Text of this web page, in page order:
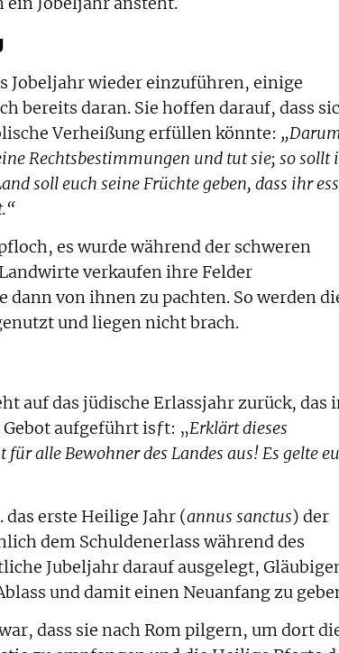
Jobeljahr wieder einzuführen, einige
bereits daran. Sie hoffen darauf, dass
Verheißung erfüllen könnte:
Rechtsbestimmungen und tut sie; so sollt
soll euch seine Früchte geben, dass ihr ess
es wurde während der schweren
verkaufen ihre Felder
von ihnen zu pachten. So werden
und liegen nicht brach.
auf das jüdische Erlassjahr zurück, das
aufgeführt isƒt: „Erklärt dieses
alle Bewohner des Landes aus! Es gelte
erste Heilige Jahr (annus sanctus) der
dem Schuldenerlass während des
Jubeljahr darauf ausgelegt,
und damit einen Neuanfang zu
dass sie nach Rom pilgern, um dort